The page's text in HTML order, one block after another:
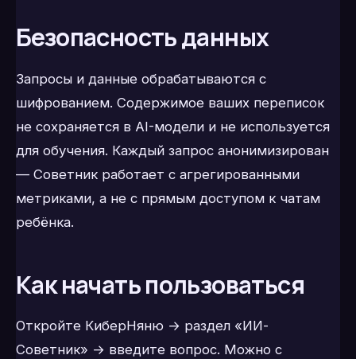
Безопасность данных
Запросы и данные обрабатываются с
шифрованием. Содержимое ваших переписок
не сохраняется в AI-модели и не используется
для обучения. Каждый запрос анонимизирован
— Советник работает с агрегированными
метриками, а не с прямым доступом к чатам
ребёнка.
Как начать пользоваться
Откройте КиберНяню → раздел «ИИ-
Советник» → введите вопрос. Можно с